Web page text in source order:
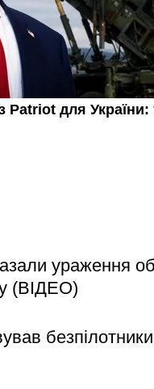
ураження
(ВІДЕО)